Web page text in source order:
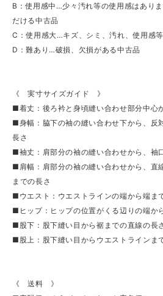
B：使用感中…少々汚れ等の使用感はあり
だける中古品
C：使用感大…キズ、シミ、汚れ、使用感
D：難あり…破損、欠損がある中古品
《 実寸サイズガイド 》
■着丈：後ろ衿と身頃縫い合わせ部分中心
■身幅：脇下の袖の縫い合わせ下から、反
長さ
■袖丈：肩部分の袖の縫い合わせから、袖
■肩幅：肩部分の袖の縫い合わせから、直
までの長さ
■ウエスト：ウエストラインの端から端ま
■ヒップ：ヒップの位置がくる辺りの端か
■股下：股下縫い目から裾までの直線の長
■股上：股下縫い目からウエストラインま
《 送料 》